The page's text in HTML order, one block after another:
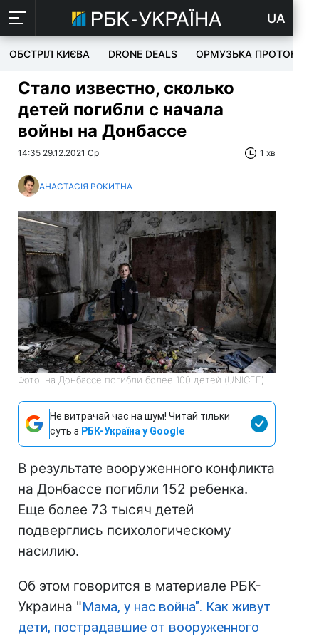
UA
ОБСТРІЛ КИЄВА DRONE DEALS ОРМУЗЬКА ПРОТОКА
Стало известно, сколько
детей погибли с начала
войны на Донбассе
14:35 29.12.2021 Ср 1 хв
АНАСТАСІЯ РОКИТНА
Фото: на Донбассе погибли более 100 детей (UNICEF)
Не витрачай час на шум! Читай тільки
суть з РБК-Україна у Google
В результате вооруженного конфликта
на Донбассе погибли 152 ребенка.
Еще более 73 тысяч детей
подверглись психологическому
насилию.
Об этом говорится в материале РБК-
Украина "Мама, у нас война". Как живут
дети, пострадавшие от вооруженного